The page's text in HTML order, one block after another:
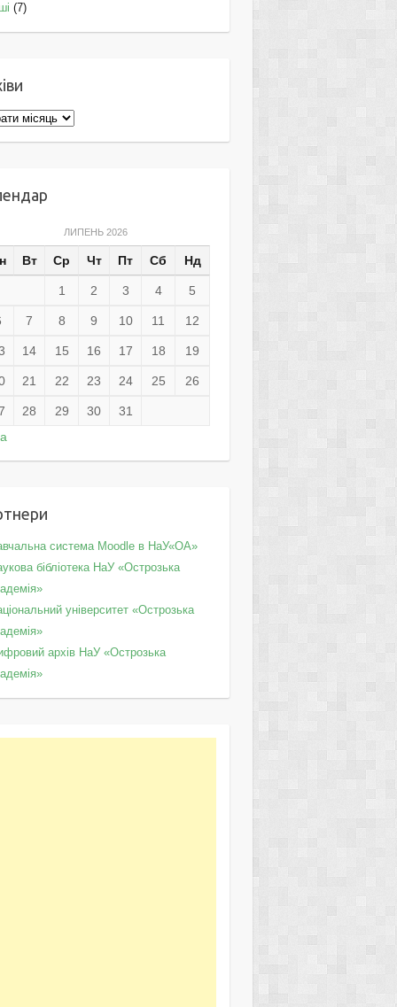
(7)
ЛИПЕНЬ 2026
Вт Ср Чт Пт Сб Нд
1 2 3 4 5
7 8 9 10 11 12
14 15 16 17 18 19
21 22 23 24 25 26
28 29 30
31
система Moodle в НаУ«ОА»
бібліотека НаУ «Острозька
університет «Острозька
архів НаУ «Острозька